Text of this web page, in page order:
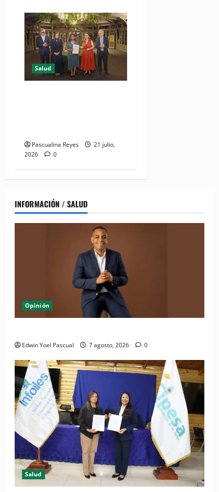
Salud
Pascualina Reyes
21 julio,
2026
0
INFORMACIÓN / SALUD
Opinión
Edwin Yoel Pascual 7 agosto, 2026 0
Salud